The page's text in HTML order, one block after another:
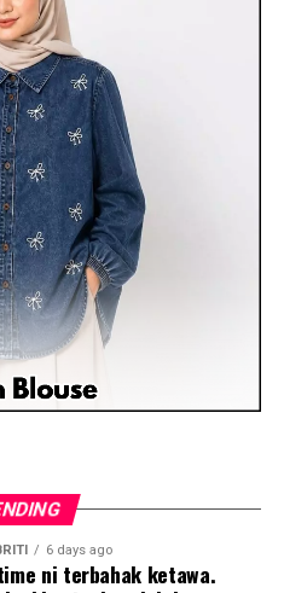
6 days ago
ni terbahak ketawa.